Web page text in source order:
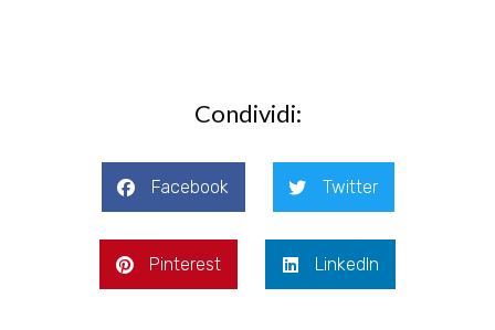
Condividi:
Facebook Twitter
Pinterest LinkedIn